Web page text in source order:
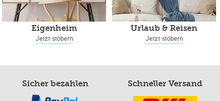
Eigenheim
Jetzt stöbern
Urlaub & Reisen
Jetzt stöbern
Sicher bezahlen Schneller Versand